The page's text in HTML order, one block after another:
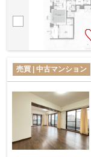
売買 | 中古マンション